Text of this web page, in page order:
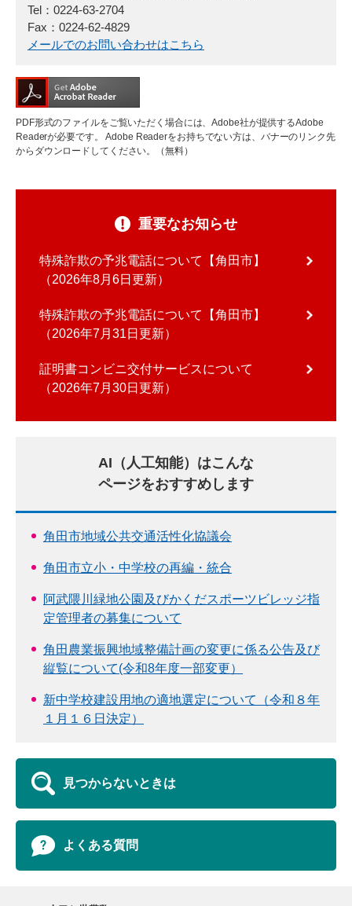
Tel：0224-63-2704
Fax：0224-62-4829
メールでのお問い合わせはこちら
PDF形式のファイルをご覧いただく場合には、Adobe社が提供するAdobe
Readerが必要です。
Adobe Readerをお持ちでない方は、バナーのリンク先
からダウンロードしてください。（無料）
重要なお知らせ
特殊詐欺の予兆電話について【角田市】
2026年8月6日更新
特殊詐欺の予兆電話について【角田市】
2026年7月31日更新
証明書コンビニ交付サービスについて
2026年7月30日更新
AI（人工知能）はこんな
ページをおすすめします
角田市地域公共交通活性化協議会
角田市立小・中学校の再編・統合
阿武隈川緑地公園及びかくだスポーツビレッジ指
定管理者の募集について
角田農業振興地域整備計画の変更に係る公告及び
縦覧について(令和8年度一部変更）
新中学校建設用地の適地選定について（令和８年
１月１６日決定）
見つからないときは
よくある質問